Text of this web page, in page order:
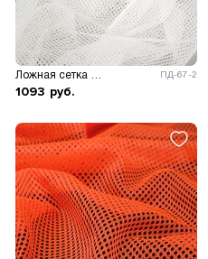
ПД-67-2
1093 руб.